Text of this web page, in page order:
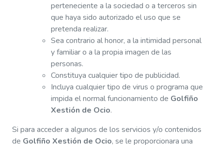
perteneciente a la sociedad o a terceros sin
que haya sido autorizado el uso que se
pretenda realizar.
Sea contrario al honor, a la intimidad personal
y familiar o a la propia imagen de las
personas.
Constituya cualquier tipo de publicidad.
Incluya cualquier tipo de virus o programa que
impida el normal funcionamiento de Golfiño
Xestión de Ocio.
Si para acceder a algunos de los servicios y/o contenidos
de Golfiño Xestión de Ocio, se le proporcionara una